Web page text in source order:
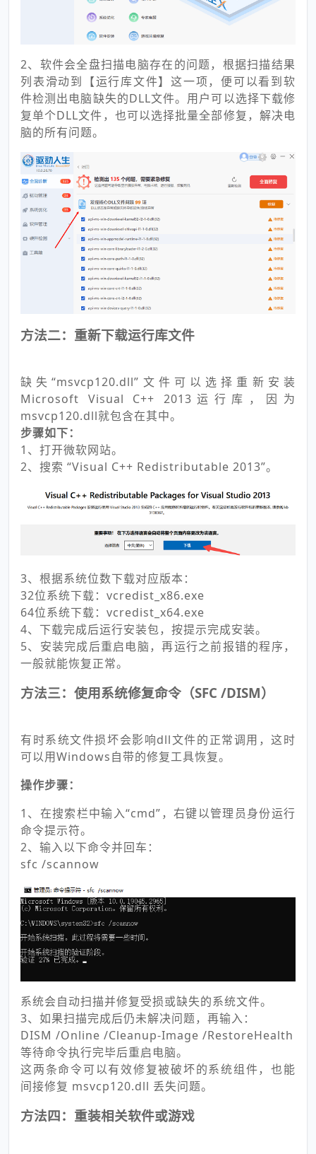
2、软件会全盘扫描电脑存在的问题，根据扫描结果
列表滑动到【运行库文件】这一项，便可以看到软
件检测出电脑缺失的DLL文件。用户可以选择下载修
复单个DLL文件，也可以选择批量全部修复，解决电
脑的所有问题。
方法二：重新下载运行库文件
缺失“msvcp120.dll”文件可以选择重新安装
Microsoft Visual C++ 2013运行库，因为
msvcp120.dll就包含在其中。
步骤如下：
1、打开微软网站。
2、搜索 “Visual C++ Redistributable 2013”。
3、根据系统位数下载对应版本：
32位系统下载：vcredist_x86.exe
64位系统下载：vcredist_x64.exe
4、下载完成后运行安装包，按提示完成安装。
5、安装完成后重启电脑，再运行之前报错的程序，
一般就能恢复正常。
方法三：使用系统修复命令（SFC /DISM）
有时系统文件损坏会影响dll文件的正常调用，这时
可以用Windows自带的修复工具恢复。
操作步骤：
1、在搜索栏中输入“cmd”，右键以管理员身份运行
命令提示符。
2、输入以下命令并回车：
sfc /scannow
系统会自动扫描并修复受损或缺失的系统文件。
3、如果扫描完成后仍未解决问题，再输入：
DISM /Online /Cleanup-Image /RestoreHealth
等待命令执行完毕后重启电脑。
这两条命令可以有效修复被破坏的系统组件，也能
间接修复 msvcp120.dll 丢失问题。
方法四：重装相关软件或游戏